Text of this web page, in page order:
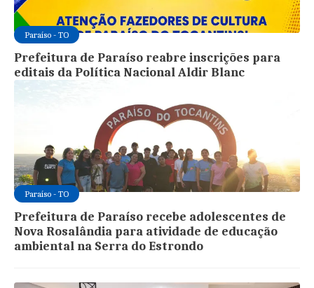
Paraíso - TO
Prefeitura de Paraíso reabre inscrições para
editais da Política Nacional Aldir Blanc
Paraíso - TO
Prefeitura de Paraíso recebe adolescentes de
Nova Rosalândia para atividade de educação
ambiental na Serra do Estrondo